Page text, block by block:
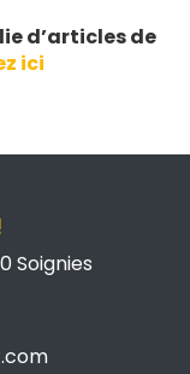
d’articles de
ici
Soignies